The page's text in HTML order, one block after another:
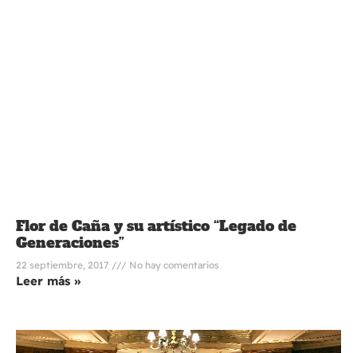
Flor de Caña y su artístico “Legado de
Generaciones”
22 septiembre, 2017 No hay comentarios
Leer más »